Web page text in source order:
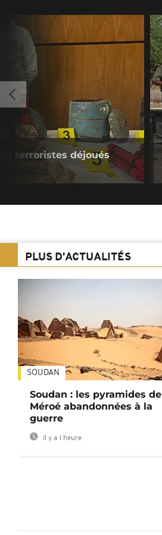
terroristes déjoués
PLUS D'ACTUALITÉS
SOUDAN
Soudan : les pyramides de
Méroé abandonnées à la
guerre
Il y a 1 heure